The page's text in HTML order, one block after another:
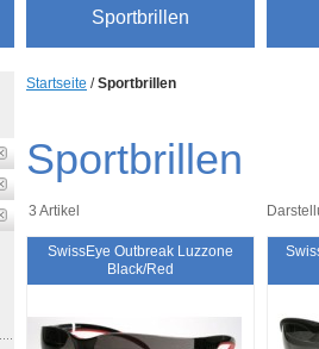
Sportbrillen
Startseite /Sportbrillen
Sportbrillen
3 Artikel
SwissEye Outbreak Luzzone
Black/Red